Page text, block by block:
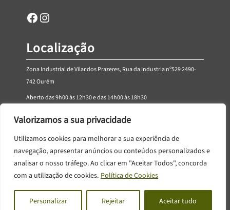
Valorizamos a sua privacidade
Utilizamos cookies para melhorar a sua experiência de
navegação, apresentar anúncios ou conteúdos personalizados e
analisar o nosso tráfego. Ao clicar em "Aceitar Todos", concorda
com a utilização de cookies. Política de Cookies
Personalizar Rejeitar Aceitar tudo
Facebook Página de Instagram da AR Ferragens
Localização
Zona Industrial de Vilar dos Prazeres, Rua da Industria nº529 2490-
742 Ourém
Aberto das 9h00 às 12h30 e das 14h00 às 18h30
Livro de Reclamações Online
Termos e Condições ● Política de Privacidade ● Cookies
© 2024